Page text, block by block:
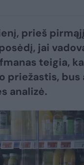
prieš
jai
teigia,
priežastis,
analizė.